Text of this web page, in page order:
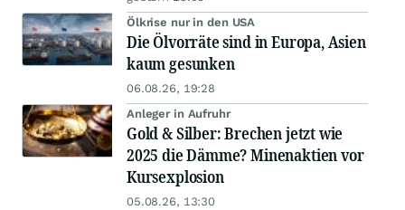
Ölkrise nur in den USA
Die Ölvorräte sind in Europa, Asien
kaum gesunken
06.08.26, 19:28
Anleger in Aufruhr
Gold & Silber: Brechen jetzt wie
2025 die Dämme? Minenaktien vor
Kursexplosion
05.08.26, 13:30